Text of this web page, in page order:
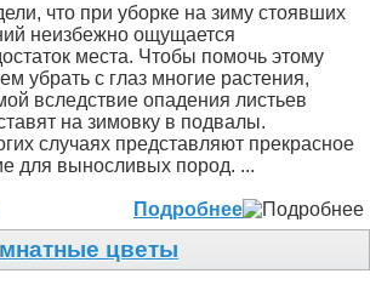
что при уборке на зиму стоявших
неизбежно ощущается
места. Чтобы помочь этому
убрать с глаз многие растения,
вследствие опадения листьев
на зимовку в подвалы.
случаях представляют прекрасное
для выносливых пород. ...
Подробнее
цветы